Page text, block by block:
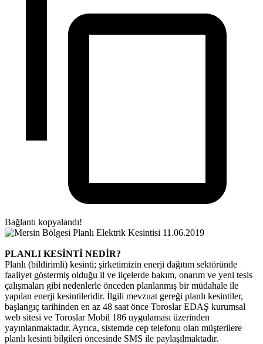
Bağlantı kopyalandı!
PLA​NLI KESİNTİ NEDİR?​​
Planlı (bildirimli) kesinti; şirketimizin enerji dağıtım sektöründe
faaliyet göstermiş olduğu il ve ilçelerde bakım, onarım ve yeni tesis
çalışmaları gibi nedenlerle önceden planlanmış bir müdahale ile
yapılan enerji kesintileridir. İlgili mevzuat gereği planlı kesintiler,
başlangıç tarihinden en az 48 saat önce Toroslar EDAŞ kurumsal
web sitesi ve Toroslar Mobil 186 uygulaması üzerinden
yayınlanmaktadır. Ayrıca, sistemde cep telefonu olan müşterilere
planlı kesinti bilgileri öncesinde SMS ile paylaşılmaktadır.​